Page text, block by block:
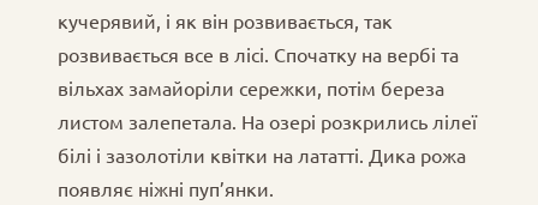
кучерявий, і як він розвивається, так
розвивається все в лісі. Спочатку на вербі та
вільхах замайоріли сережки, потім береза
листом залепетала. На озері розкрились лілеї
білі і зазолотіли квітки на лататті. Дика рожа
появляє ніжні пуп’янки.